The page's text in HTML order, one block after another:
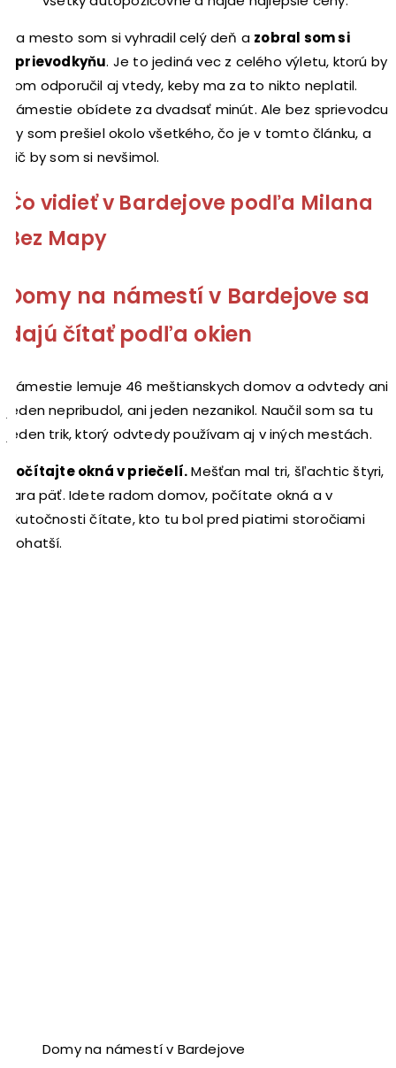
Na mesto som si vyhradil celý deň a zobral som si
sprievodkyňu. Je to jediná vec z celého výletu, ktorú by
som odporučil aj vtedy, keby ma za to nikto neplatil.
Námestie obídete za dvadsať minút. Ale bez sprievodcu
by som prešiel okolo všetkého, čo je v tomto článku, a
nič by som si nevšimol.
Čo vidieť v Bardejove podľa Milana
Bez Mapy
Domy na námestí v Bardejove sa
dajú čítať podľa okien
Námestie lemuje 46 meštianskych domov a odvtedy ani
jeden nepribudol, ani jeden nezanikol. Naučil som sa tu
jeden trik, ktorý odvtedy používam aj v iných mestách.
Počítajte okná v priečelí.Mešťan mal tri, šľachtic štyri,
fara päť. Idete radom domov, počítate okná a v
skutočnosti čítate, kto tu bol pred piatimi storočiami
bohatší.
Domy na námestí v Bardejove